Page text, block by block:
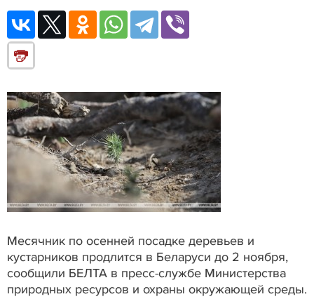
Месячник по осенней посадке деревьев и
кустарников продлится в Беларуси до 2 ноября,
сообщили БЕЛТА в пресс-службе Министерства
природных ресурсов и охраны окружающей среды.